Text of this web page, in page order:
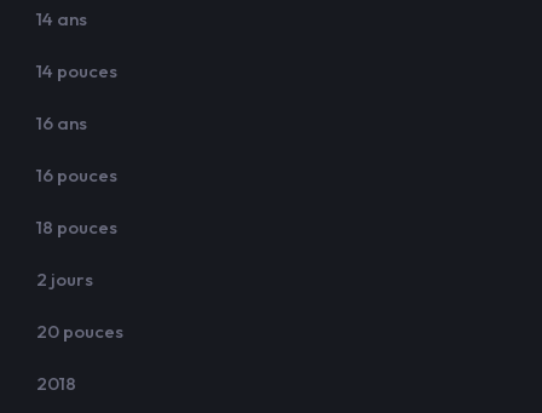
14 ans
14 pouces
16 ans
16 pouces
18 pouces
2 jours
20 pouces
2018